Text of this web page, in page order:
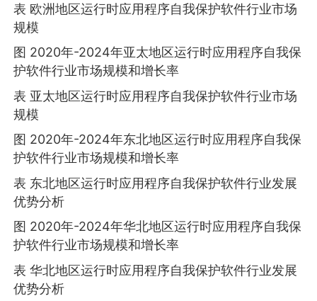
表 欧洲地区运行时应用程序自我保护软件行业市场
规模
图 2020年-2024年亚太地区运行时应用程序自我保
护软件行业市场规模和增长率
表 亚太地区运行时应用程序自我保护软件行业市场
规模
图 2020年-2024年东北地区运行时应用程序自我保
护软件行业市场规模和增长率
表 东北地区运行时应用程序自我保护软件行业发展
优势分析
图 2020年-2024年华北地区运行时应用程序自我保
护软件行业市场规模和增长率
表 华北地区运行时应用程序自我保护软件行业发展
优势分析